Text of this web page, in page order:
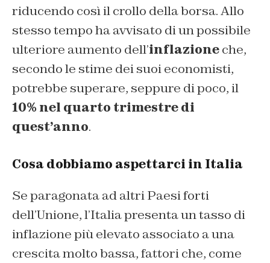
riducendo così il crollo della borsa. Allo
stesso tempo ha avvisato di un possibile
ulteriore aumento dell’inflazioneche,
secondo le stime dei suoi economisti,
potrebbe superare, seppure di poco, il
10% nel quarto trimestre di
quest’anno.
Cosa dobbiamo aspettarci in Italia
Se paragonata ad altri Paesi forti
dell’Unione, l’Italia presenta un tasso di
inflazione più elevato associato a una
crescita molto bassa, fattori che, come